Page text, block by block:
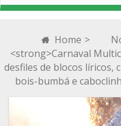
Home >
<strong>Carnaval
desfiles de blocos líricos,
bois-bumbá e